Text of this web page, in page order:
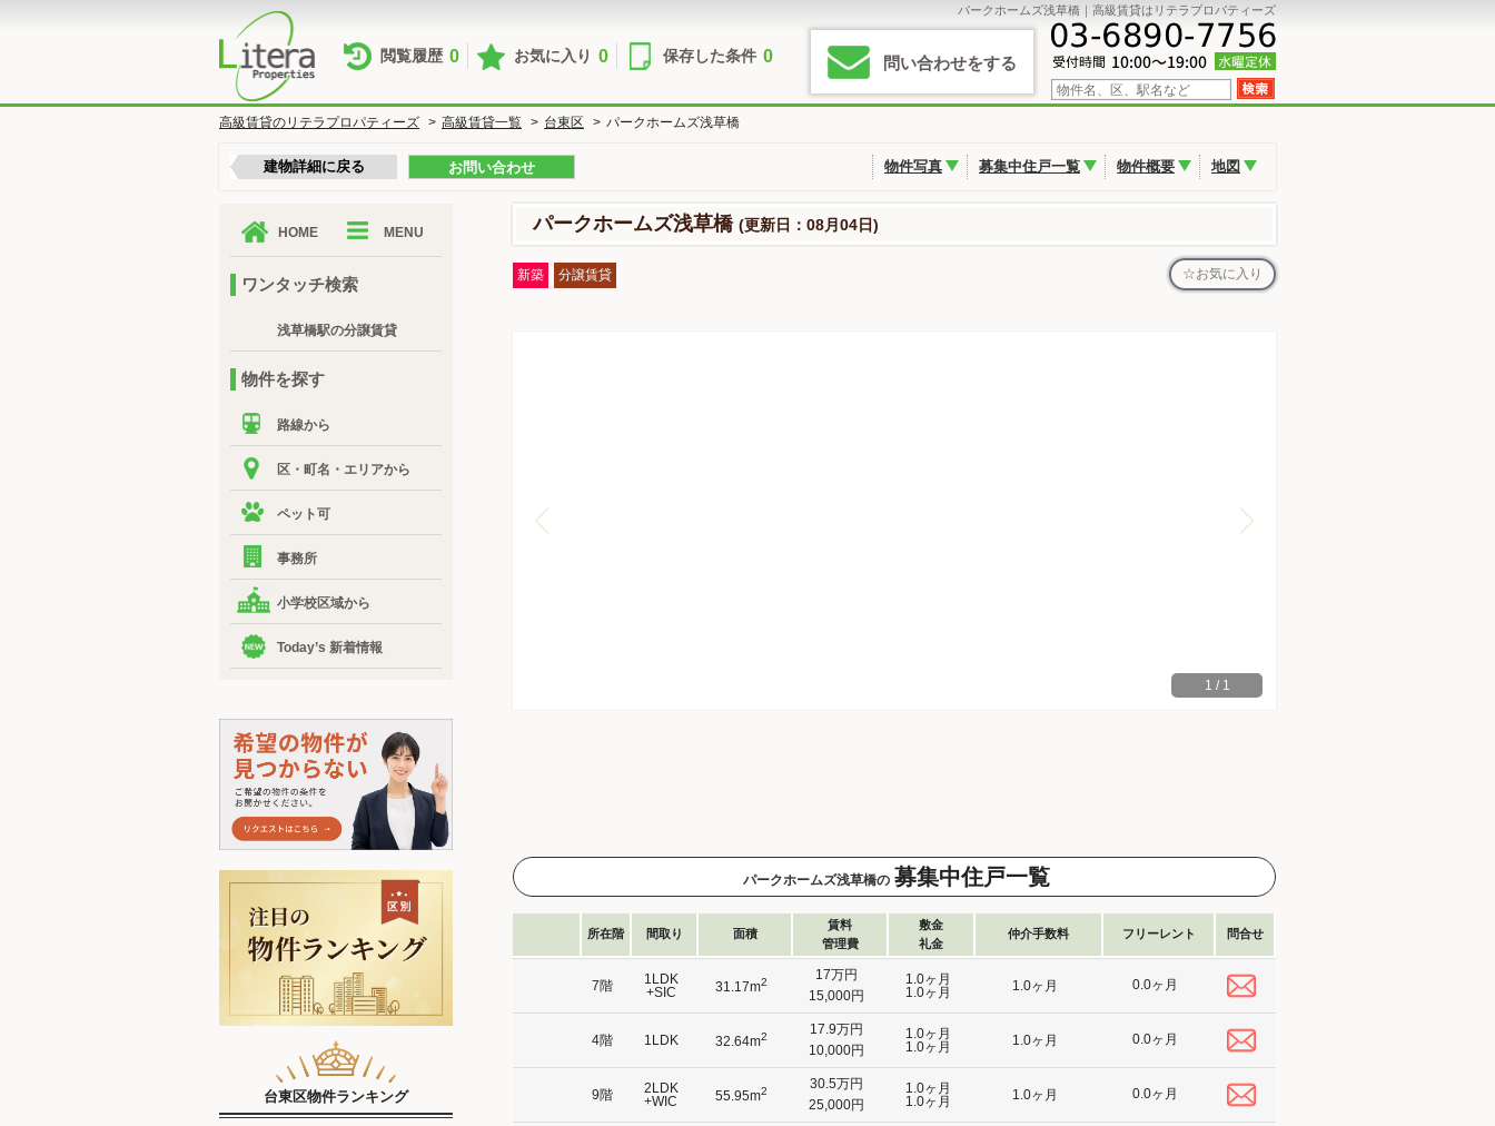
パークホームズ浅草橋｜高級賃貸はリテラプロパティーズ
閲覧履歴 0 お気に入り 0 保存した条件 0 問い合わせをする
高級賃貸のリテラプロパティーズ > 高級賃貸一覧 > 台東区 > パークホームズ浅草橋
建物詳細に戻る お問い合わせ 物件写真 募集中住戸一覧 物件概要 地図
パークホームズ浅草橋 (更新日：08月04日)
新築 分譲賃貸 お気に入り
1 / 1
パークホームズ浅草橋の 募集中住戸一覧
所在階 間取り 面積
賃料
管理費
敷金
礼金
仲介手数料 フリーレント 問合せ
17万円
15,000円
1.0ヶ月
1.0ヶ月
1.0ヶ月 0.0ヶ月
7階
1LDK
+SIC
31.17m2
17.9万円
10,000円
1.0ヶ月
1.0ヶ月
1.0ヶ月 0.0ヶ月
4階 1LDK 32.64m2
30.5万円
25,000円
1.0ヶ月
1.0ヶ月
1.0ヶ月 0.0ヶ月
9階
2LDK
+WIC
55.95m2
HOME MENU
ワンタッチ検索
浅草橋駅の分譲賃貸
物件を探す
路線から
区・町名・エリアから
ペット可
事務所
小学校区域から
Today’s 新着情報
台東区物件ランキング